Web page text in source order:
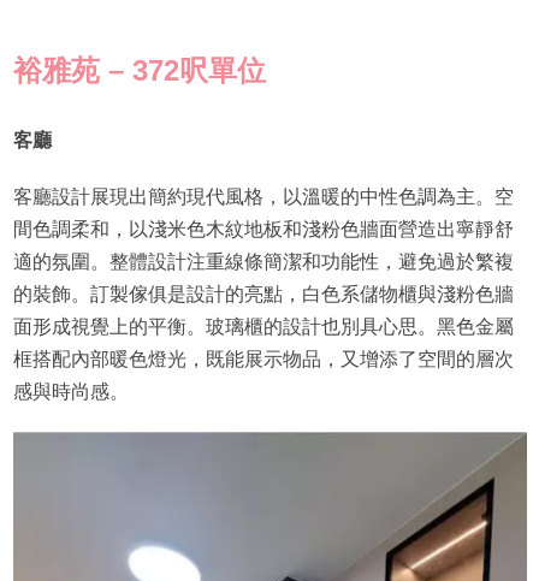
裕雅苑 – 372呎單位
客廳
客廳設計展現出簡約現代風格，以溫暖的中性色調為主。空
間色調柔和，以淺米色木紋地板和淺粉色牆面營造出寧靜舒
適的氛圍。整體設計注重線條簡潔和功能性，避免過於繁複
的裝飾。訂製傢俱是設計的亮點，白色系儲物櫃與淺粉色牆
面形成視覺上的平衡。玻璃櫃的設計也別具心思。黑色金屬
框搭配內部暖色燈光，既能展示物品，又增添了空間的層次
感與時尚感。